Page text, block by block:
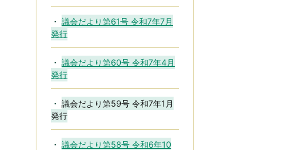
議会だより第61号 令和7年7月
発行
議会だより第60号 令和7年4月
発行
議会だより第59号 令和7年1月
発行
議会だより第58号 令和6年10